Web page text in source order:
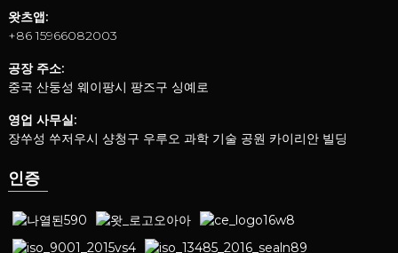
왓츠앱:
+86 15966082003
공장 주소:
중국 산둥성 웨이팡시 팡즈구 싱예로
영업 사무실:
장쑤성 쑤저우시 샹청구 우루오 과학 기술 공원 카이리안 빌딩
인증